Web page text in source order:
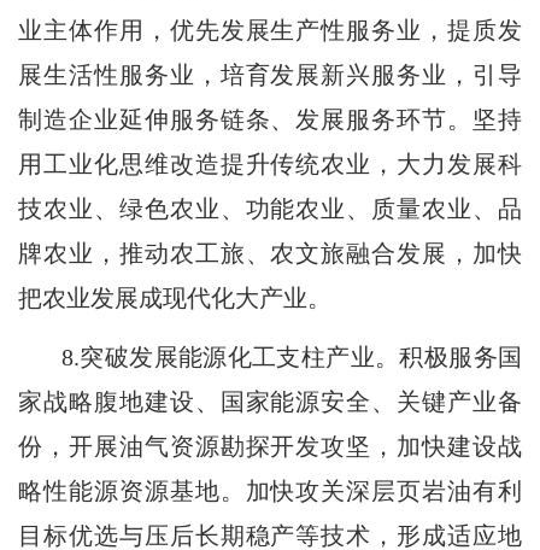
业主体作用，优先发展生产性服务业，提质发
展生活性服务业，培育发展新兴服务业，引导
制造企业延伸服务链条、发展服务环节。坚持
用工业化思维改造提升传统农业，大力发展科
技农业、绿色农业、功能农业、质量农业、品
牌农业，推动农工旅、农文旅融合发展，加快
把农业发展成现代化大产业。
8.突破发展能源化工支柱产业。积极服务国
家战略腹地建设、国家能源安全、关键产业备
份，开展油气资源勘探开发攻坚，加快建设战
略性能源资源基地。加快攻关深层页岩油有利
目标优选与压后长期稳产等技术，形成适应地